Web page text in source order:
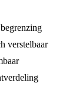
verstelbaar